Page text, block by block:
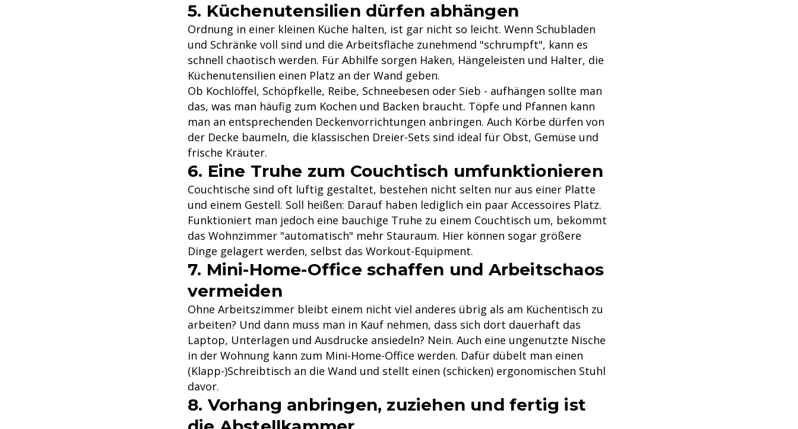
5. Küchenutensilien dürfen abhängen
Ordnung in einer kleinen Küche halten, ist gar nicht so leicht. Wenn Schubladen
und Schränke voll sind und die Arbeitsfläche zunehmend "schrumpft", kann es
schnell chaotisch werden. Für Abhilfe sorgen Haken, Hängeleisten und Halter, die
Küchenutensilien einen Platz an der Wand geben.
Ob Kochlöffel, Schöpfkelle, Reibe, Schneebesen oder Sieb - aufhängen sollte man
das, was man häufig zum Kochen und Backen braucht. Töpfe und Pfannen kann
man an entsprechenden Deckenvorrichtungen anbringen. Auch Körbe dürfen von
der Decke baumeln, die klassischen Dreier-Sets sind ideal für Obst, Gemüse und
frische Kräuter.
6. Eine Truhe zum Couchtisch umfunktionieren
Couchtische sind oft luftig gestaltet, bestehen nicht selten nur aus einer Platte
und einem Gestell. Soll heißen: Darauf haben lediglich ein paar Accessoires Platz.
Funktioniert man jedoch eine bauchige Truhe zu einem Couchtisch um, bekommt
das Wohnzimmer "automatisch" mehr Stauraum. Hier können sogar größere
Dinge gelagert werden, selbst das Workout-Equipment.
7. Mini-Home-Office schaffen und Arbeitschaos
vermeiden
Ohne Arbeitszimmer bleibt einem nicht viel anderes übrig als am Küchentisch zu
arbeiten? Und dann muss man in Kauf nehmen, dass sich dort dauerhaft das
Laptop, Unterlagen und Ausdrucke ansiedeln? Nein. Auch eine ungenutzte Nische
in der Wohnung kann zum Mini-Home-Office werden. Dafür dübelt man einen
(Klapp-)Schreibtisch an die Wand und stellt einen (schicken) ergonomischen Stuhl
davor.
8. Vorhang anbringen, zuziehen und fertig ist